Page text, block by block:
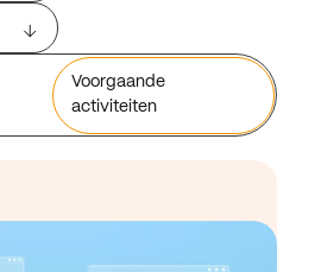
Voorgaande
activiteiten